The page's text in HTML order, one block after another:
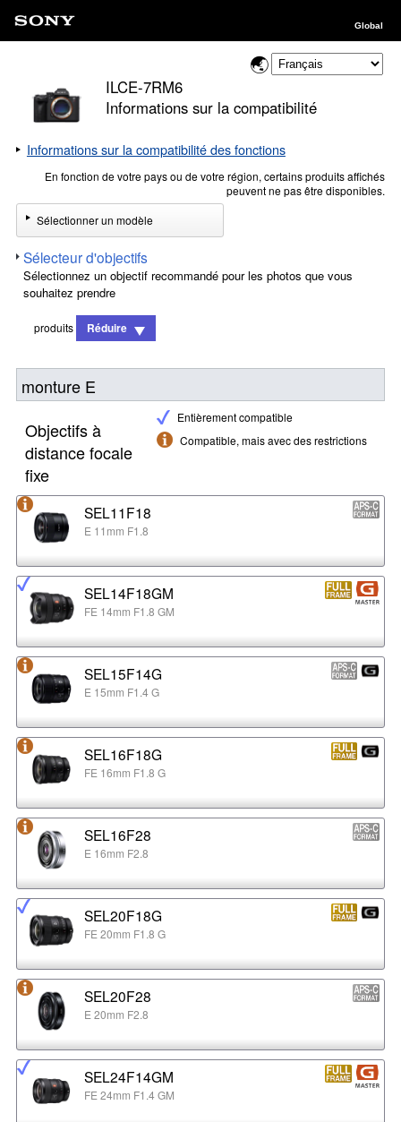
Global
ILCE-7RM6
Informations sur la compatibilité
Informations sur la compatibilité des fonctions
En fonction de votre pays ou de votre région, certains produits affichés
peuvent ne pas être disponibles.
Sélectionner un modèle
Sélecteur d'objectifs
Sélectionnez un objectif recommandé pour les photos que vous
souhaitez prendre
produits Réduire
monture E
Entièrement compatible
Compatible, mais avec des restrictions
Objectifs à
distance focale
fixe
SEL11F18
E 11mm F1.8
SEL14F18GM
FE 14mm F1.8 GM
SEL15F14G
E 15mm F1.4 G
SEL16F18G
FE 16mm F1.8 G
SEL16F28
E 16mm F2.8
SEL20F18G
FE 20mm F1.8 G
SEL20F28
E 20mm F2.8
SEL24F14GM
FE 24mm F1.4 GM